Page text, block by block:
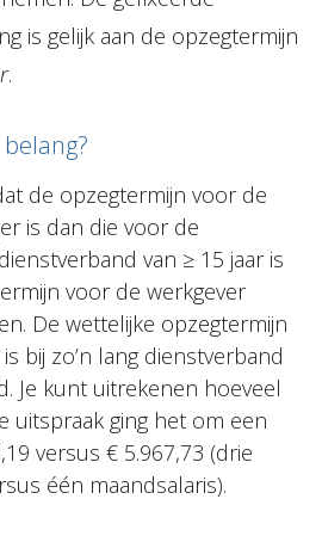
is gelijk aan de opzegtermijn
.
de opzegtermijn voor de
is dan die voor de
van ≥ 15 jaar is
voor de werkgever
De wettelijke opzegtermijn
bij zo’n lang dienstverband
Je kunt uitrekenen hoeveel
uitspraak ging het om een
versus € 5.967,73 (drie
één maandsalaris).